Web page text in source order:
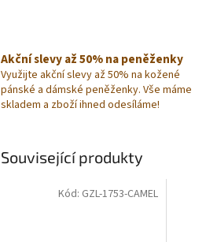
Akční slevy až 50% na peněženky
Využijte akční slevy až 50% na kožené
pánské a dámské peněženky. Vše máme
skladem a zboží ihned odesíláme!
Související produkty
Kód: GZL-1753-CAMEL